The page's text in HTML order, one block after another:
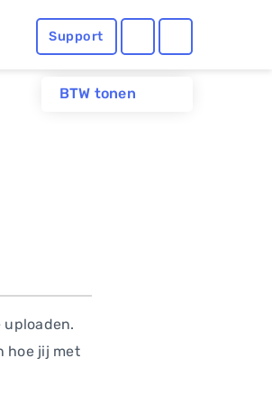
Support
BTW tonen
hoe jij met